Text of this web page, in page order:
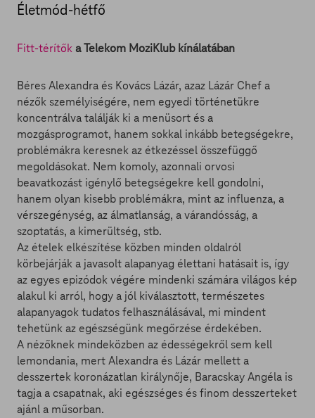
Életmód-hétfő
Fitt-térítők a Telekom MoziKlub kínálatában
Béres Alexandra és Kovács Lázár, azaz Lázár Chef a
nézők személyiségére, nem egyedi történetükre
koncentrálva találják ki a menüsort és a
mozgásprogramot, hanem sokkal inkább betegségekre,
problémákra keresnek az étkezéssel összefüggő
megoldásokat. Nem komoly, azonnali orvosi
beavatkozást igénylő betegségekre kell gondolni,
hanem olyan kisebb problémákra, mint az influenza, a
vérszegénység, az álmatlanság, a várandósság, a
szoptatás, a kimerültség, stb.
Az ételek elkészítése közben minden oldalról
körbejárják a javasolt alapanyag élettani hatásait is, így
az egyes epizódok végére mindenki számára világos kép
alakul ki arról, hogy a jól kiválasztott, természetes
alapanyagok tudatos felhasználásával, mi mindent
tehetünk az egészségünk megőrzése érdekében.
A nézőknek mindeközben az édességekről sem kell
lemondania, mert Alexandra és Lázár mellett a
desszertek koronázatlan királynője, Baracskay Angéla is
tagja a csapatnak, aki egészséges és finom desszerteket
ajánl a műsorban.